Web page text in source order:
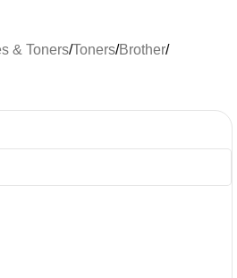
& Toners/Toners/Brother/